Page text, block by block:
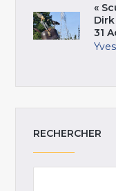
«
Dirk
31
RECHERCHER